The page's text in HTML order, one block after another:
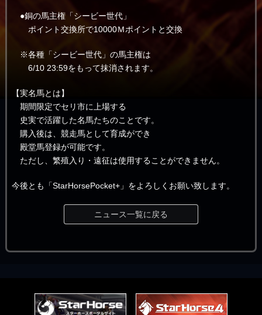
●銅の馬主権「シービー世代」
ポイント交換所で10000Ｍポイントと交換
※各種「シービー世代」の馬主権は
6/10 23:59をもって抹消されます。
【実名馬とは】
期間限定でセリ市に上場する
史実で活躍した名馬たちのことです。
購入後は、競走馬として育成ができ
殿堂馬登録が可能です。
ただし、繁殖入り・遠征は使用することができません。
今後とも「StarHorsePocket+」をよろしくお願い致します。
ニュース一覧に戻る